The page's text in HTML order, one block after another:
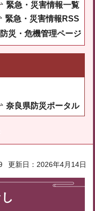
緊急・災害情報一覧
緊急・災害情報RSS
防災・危機管理ページ
奈良県防災ポータル
更新日：2026年4月14日